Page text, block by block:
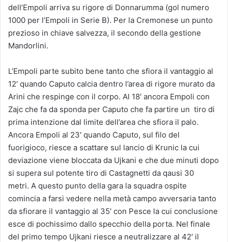
dell’Empoli arriva su rigore di Donnarumma (gol numero
1000 per l’Empoli in Serie B). Per la Cremonese un punto
prezioso in chiave salvezza, il secondo della gestione
Mandorlini.
L’Empoli parte subito bene tanto che sfiora il vantaggio al
12′ quando Caputo calcia dentro l’area di rigore murato da
Arini che respinge con il corpo. Al 18′ ancora Empoli con
Zajc che fa da sponda per Caputo che fa partire un tiro di
prima intenzione dal limite dell’area che sfiora il palo.
Ancora Empoli al 23′ quando Caputo, sul filo del
fuorigioco, riesce a scattare sul lancio di Krunic la cui
deviazione viene bloccata da Ujkani e che due minuti dopo
si supera sul potente tiro di Castagnetti da qausi 30
metri. A questo punto della gara la squadra ospite
comincia a farsi vedere nella metà campo avversaria tanto
da sfiorare il vantaggio al 35′ con Pesce la cui conclusione
esce di pochissimo dallo specchio della porta. Nel finale
del primo tempo Ujkani riesce a neutralizzare al 42′ il